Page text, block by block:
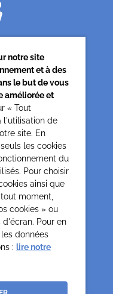
des données
notre site
et à des
le but de vous
améliorée et
« Tout
l'utilisation de
site. En
les cookies
du
Pour choisir
ainsi que
moment,
cookies » ou
d'écran. Pour en
données
: lire notre